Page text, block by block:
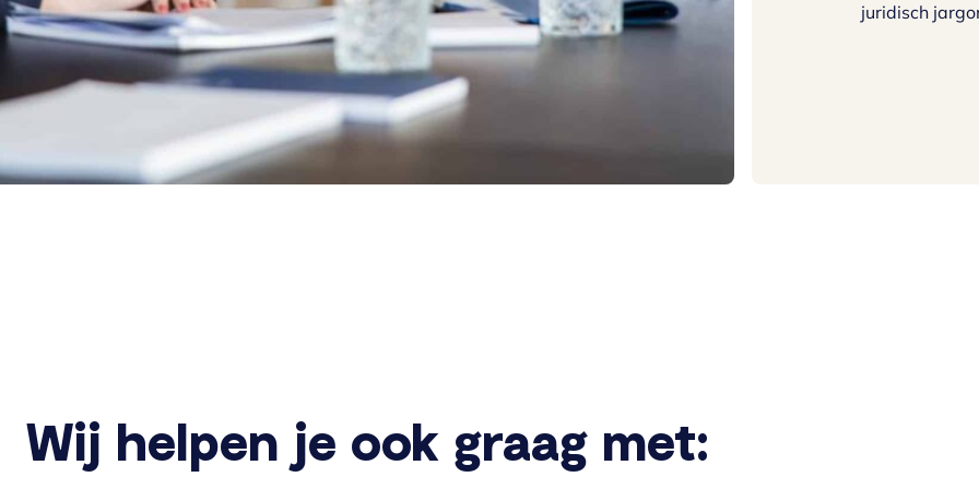
juridisch
Wij helpen je ook graag met: